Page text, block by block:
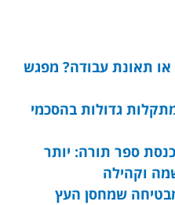
או תאונת עבודה? מפגש
גדולות בהסכמי
ספר תורה: יותר
וקהילה
שמחסן העץ